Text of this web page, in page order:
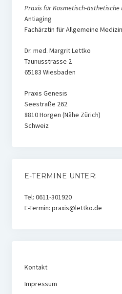
Hautpflege
Weitere Produkte
Blog
Praxis für Kosmetisch-ästhetische
Antiaging
Fachärztin für Allgemeine Medizin
Dr. med. Margrit Lettko
Taunusstrasse 2
65183 Wiesbaden
Praxis Genesis
Seestraße 262
8810 Horgen (Nähe Zürich)
Schweiz
E-TERMINE UNTER:
Tel: 0611-301920
E-Termin: praxis@lettko.de
Kontakt
Impressum